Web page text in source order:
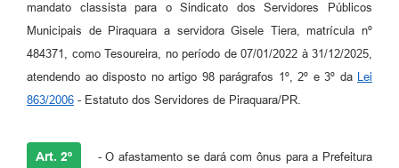
mandato classista para o Sindicato dos Servidores Públicos
Municipais de Piraquara a servidora Gisele Tiera, matrícula nº
484371, como Tesoureira, no período de 07/01/2022 à 31/12/2025,
atendendo ao disposto no artigo 98 parágrafos 1º, 2º e 3º da Lei
863/2006 - Estatuto dos Servidores de Piraquara/PR.
Art. 2º - O afastamento se dará com ônus para a Prefeitura